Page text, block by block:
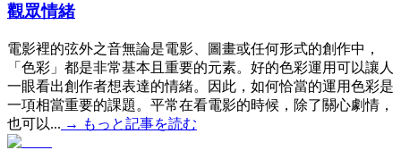
觀眾情緒
電影裡的弦外之音無論是電影、圖畫或任何形式的創作中，
「色彩」都是非常基本且重要的元素。好的色彩運用可以讓人
一眼看出創作者想表達的情緒。因此，如何恰當的運用色彩是
一項相當重要的課題。平常在看電影的時候，除了關心劇情，
也可以... → もっと記事を読む